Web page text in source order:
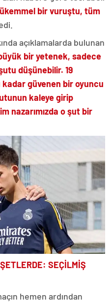
bir vuruştu, tüm
açıklamalarda bulunan
bir yetenek, sadece
düşünebilir. 19
kadar güvenen bir oyuncu
kaleye girip
nazarımızda o şut bir
SEÇİLMİŞ
hemen ardından